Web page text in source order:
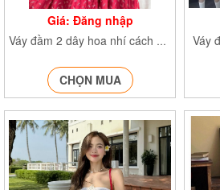
Giá: Đăng nhập
Váy đầm 2 dây hoa nhí cách điệu kiểu pháp Vay2shoanhi8501
CHỌN MUA
Váy